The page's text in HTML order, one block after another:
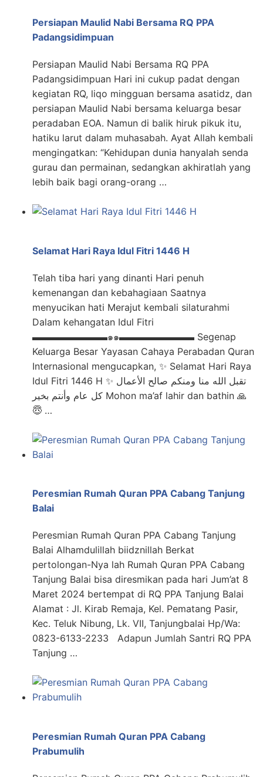
Persiapan Maulid Nabi Bersama RQ PPA
Padangsidimpuan
Persiapan Maulid Nabi Bersama RQ PPA
Padangsidimpuan Hari ini cukup padat dengan
kegiatan RQ, liqo mingguan bersama asatidz, dan
persiapan Maulid Nabi bersama keluarga besar
peradaban EOA. Namun di balik hiruk pikuk itu,
hatiku larut dalam muhasabah. Ayat Allah kembali
mengingatkan: “Kehidupan dunia hanyalah senda
gurau dan permainan, sedangkan akhiratlah yang
lebih baik bagi orang-orang …
Selamat Hari Raya Idul Fitri 1446 H
Telah tiba hari yang dinanti Hari penuh
kemenangan dan kebahagiaan Saatnya
menyucikan hati Merajut kembali silaturahmi
Dalam kehangatan Idul Fitri
▬▬▬▬▬▬▬▬๑๑▬▬▬▬▬▬▬▬ Segenap
Keluarga Besar Yayasan Cahaya Perabadan Quran
Internasional mengucapkan, ✨ Selamat Hari Raya
Idul Fitri 1446 H ✨ تقبل الله منا ومنكم صالح الأعمال
كل عام وأنتم بخير Mohon ma’af lahir dan bathin 🙏
😇 …
Peresmian Rumah Quran PPA Cabang Tanjung
Balai
Peresmian Rumah Quran PPA Cabang Tanjung
Balai Alhamdulillah biidznillah Berkat
pertolongan-Nya lah Rumah Quran PPA Cabang
Tanjung Balai bisa diresmikan pada hari Jum’at 8
Maret 2024 bertempat di RQ PPA Tanjung Balai
Alamat : Jl. Kirab Remaja, Kel. Pematang Pasir,
Kec. Teluk Nibung, Lk. VII, Tanjungbalai Hp/Wa:
0823-6133-2233 Adapun Jumlah Santri RQ PPA
Tanjung …
Peresmian Rumah Quran PPA Cabang
Prabumulih